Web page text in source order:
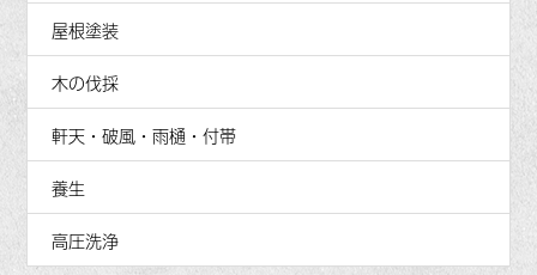
屋根塗装
木の伐採
軒天・破風・雨樋・付帯
養生
高圧洗浄